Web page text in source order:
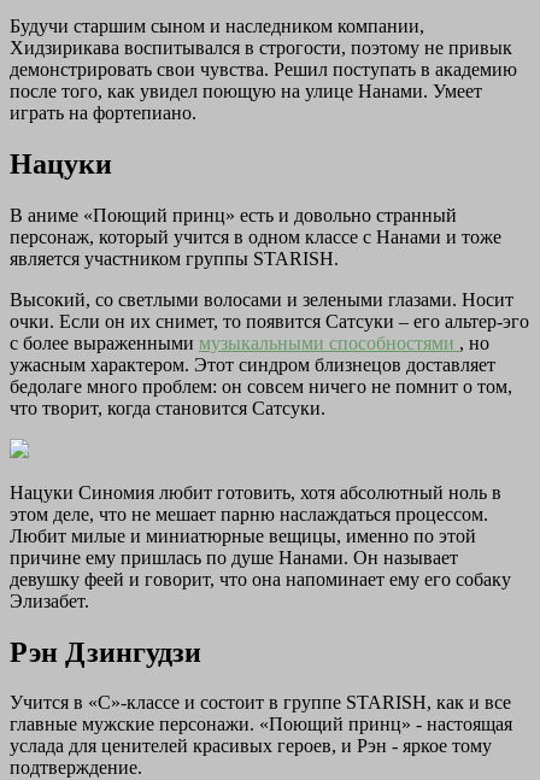
Будучи старшим сыном и наследником компании,
Хидзирикава воспитывался в строгости, поэтому не привык
демонстрировать свои чувства. Решил поступать в академию
после того, как увидел поющую на улице Нанами. Умеет
играть на фортепиано.
Нацуки
В аниме «Поющий принц» есть и довольно странный
персонаж, который учится в одном классе с Нанами и тоже
является участником группы STARISH.
Высокий, со светлыми волосами и зелеными глазами. Носит
очки. Если он их снимет, то появится Сатсуки – его альтер-эго
с более выраженными музыкальными способностями , но
ужасным характером. Этот синдром близнецов доставляет
бедолаге много проблем: он совсем ничего не помнит о том,
что творит, когда становится Сатсуки.
Нацуки Синомия любит готовить, хотя абсолютный ноль в
этом деле, что не мешает парню наслаждаться процессом.
Любит милые и миниатюрные вещицы, именно по этой
причине ему пришлась по душе Нанами. Он называет
девушку феей и говорит, что она напоминает ему его собаку
Элизабет.
Рэн Дзингудзи
Учится в «С»-классе и состоит в группе STARISH, как и все
главные мужские персонажи. «Поющий принц» - настоящая
услада для ценителей красивых героев, и Рэн - яркое тому
подтверждение.